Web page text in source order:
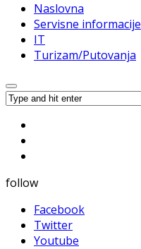
Naslovna
Servisne informacije
IT
Turizam/Putovanja
follow
Facebook
Twitter
Youtube